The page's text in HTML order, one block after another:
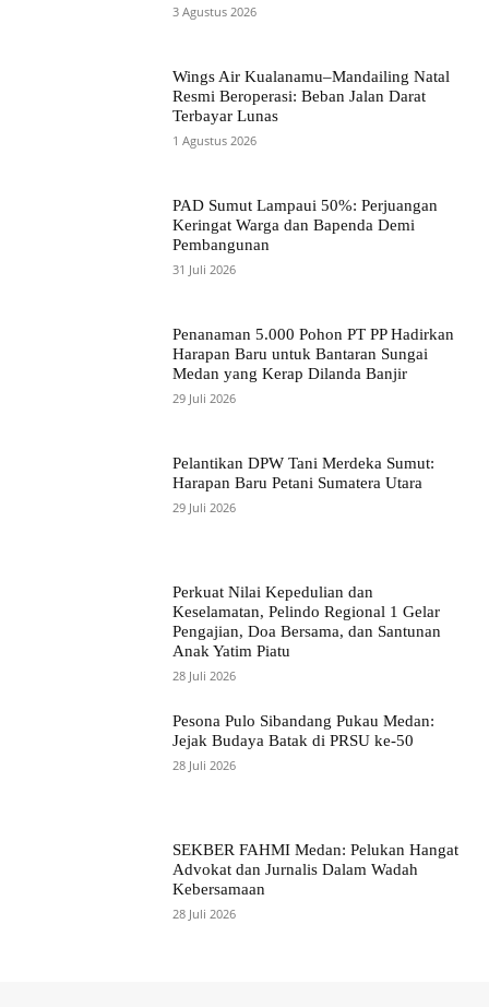
3 Agustus 2026
Wings Air Kualanamu–Mandailing Natal
Resmi Beroperasi: Beban Jalan Darat
Terbayar Lunas
1 Agustus 2026
PAD Sumut Lampaui 50%: Perjuangan
Keringat Warga dan Bapenda Demi
Pembangunan
31 Juli 2026
Penanaman 5.000 Pohon PT PP Hadirkan
Harapan Baru untuk Bantaran Sungai
Medan yang Kerap Dilanda Banjir
29 Juli 2026
Pelantikan DPW Tani Merdeka Sumut:
Harapan Baru Petani Sumatera Utara
29 Juli 2026
Perkuat Nilai Kepedulian dan
Keselamatan, Pelindo Regional 1 Gelar
Pengajian, Doa Bersama, dan Santunan
Anak Yatim Piatu
28 Juli 2026
Pesona Pulo Sibandang Pukau Medan:
Jejak Budaya Batak di PRSU ke-50
28 Juli 2026
SEKBER FAHMI Medan: Pelukan Hangat
Advokat dan Jurnalis Dalam Wadah
Kebersamaan
28 Juli 2026